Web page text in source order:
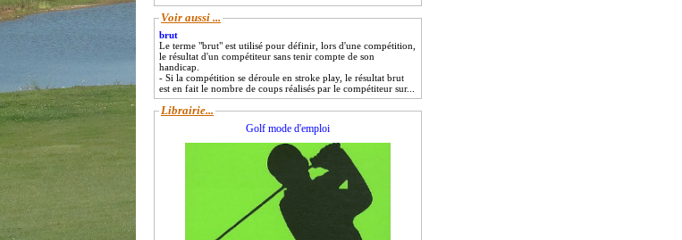
Voir aussi ...
brut
Le terme "brut" est utilisé pour définir, lors d'une compétition,
le résultat d'un compétiteur sans tenir compte de son
handicap.
- Si la compétition se déroule en stroke play, le résultat brut
est en fait le nombre de coups réalisés par le compétiteur sur...
Librairie...
Golf mode d'emploi